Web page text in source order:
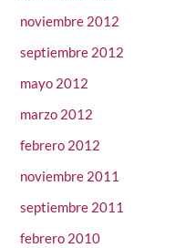
noviembre 2012
septiembre 2012
mayo 2012
marzo 2012
febrero 2012
noviembre 2011
septiembre 2011
febrero 2010